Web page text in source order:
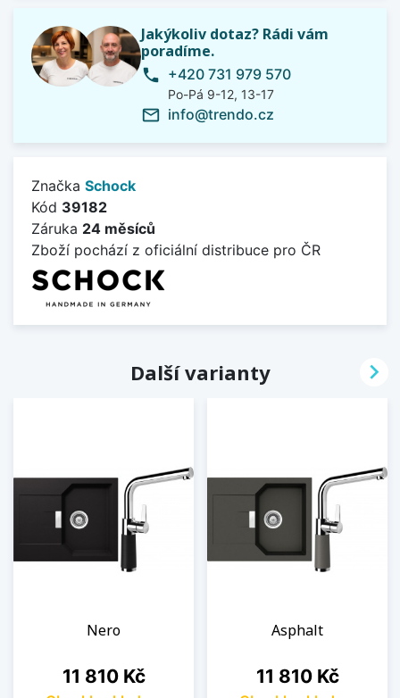
Jakýkoliv dotaz? Rádi vám
poradíme.
phone +420 731 979 570
Po-Pá 9-12, 13-17
mail_outline info@trendo.cz
Značka Schock
Kód 39182
Záruka 24 měsíců
Zboží pochází z oficiální distribuce pro ČR
Další varianty
Nero
Cena
11 810 Kč
Asphalt
Cena
11 810 Kč
